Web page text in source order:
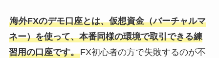
海外FXのデモ口座とは、仮想資金（バーチャルマ
ネー）を使って、本番同様の環境で取引できる練
習用の口座です。FX初心者の方で失敗するのが不